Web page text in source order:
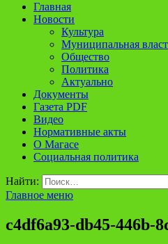
Главная
Новости
Культура
Муниципальная
Общество
Политика
Актуально
Документы
Газета PDF
Видео
Нормативные акты
О Магасе
Социальная политика
Найти:
Главное меню
c4df6a93-db45-446b-